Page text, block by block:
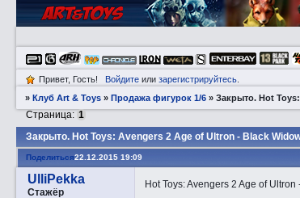
Привет, Гость! Войдитеили зарегистрируйтесь.
»Клуб Art & Toys »Продажа фигурок 1/6 »Закрытo. Hot
Закрытo. Hot Toys: Avengers 2 Age of Ultron - Black
Страница: 1
Поделиться22.12.2015 19:09
UlliPekka
Стажёр
Hot Toys: Avengers 2 Age of